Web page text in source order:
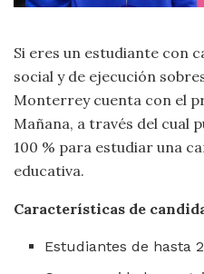
Si eres un estudiante con
social y de ejecución
Monterrey cuenta con el
Mañana, a través del cual
100 % para estudiar una
educativa.
Características de
Estudiantes de hasta